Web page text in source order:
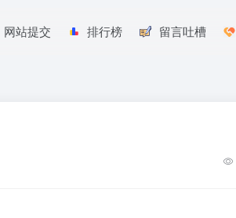
网站提交 排行榜 留言吐槽